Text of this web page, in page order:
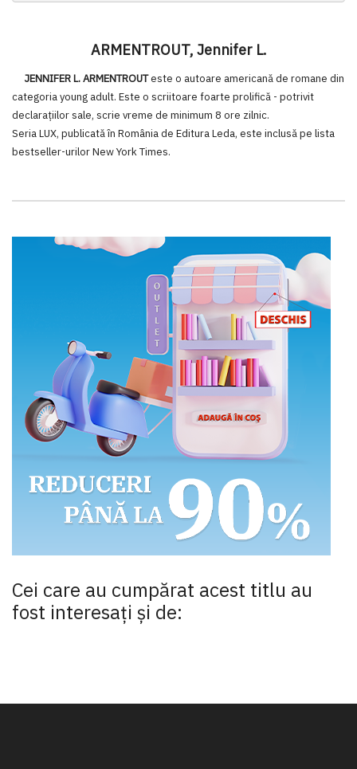
ARMENTROUT, Jennifer L.
JENNIFER L. ARMENTROUTeste o autoare americană de romane din
categoria young adult. Este o scriitoare foarte prolifică - potrivit
declarațiilor sale, scrie vreme de minimum 8 ore zilnic.
Seria LUX, publicată în România de Editura Leda, este inclusă pe lista
bestseller-urilor New York Times.
Cei care au cumpărat acest titlu au
fost interesaţi şi de: